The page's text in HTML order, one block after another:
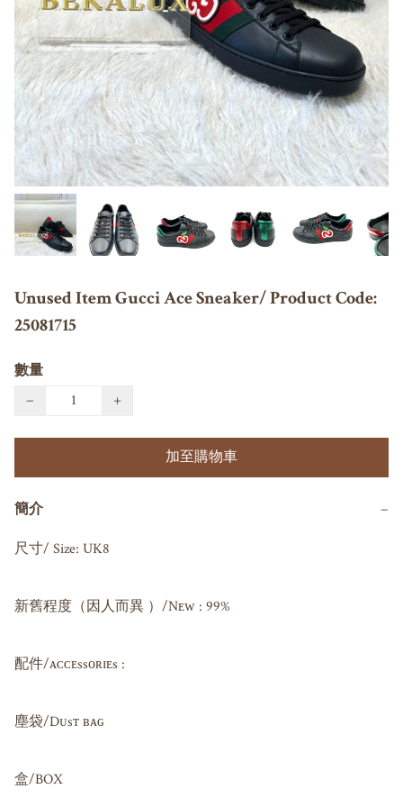
Unused Item Gucci Ace Sneaker/ Product Code:
25081715
數量
−
+
加至購物車
簡介 −
尺寸/ Size: UK8
新舊程度（因人而異 ）/Nᴇᴡ : 99%
配件/ᴀᴄᴄᴇssᴏʀɪᴇs :
塵袋/Dᴜsᴛ ʙᴀɢ
盒/BOX